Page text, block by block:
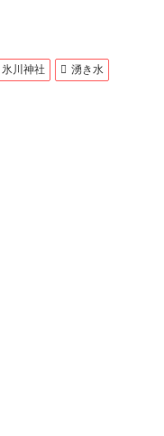
氷川神社 湧き水